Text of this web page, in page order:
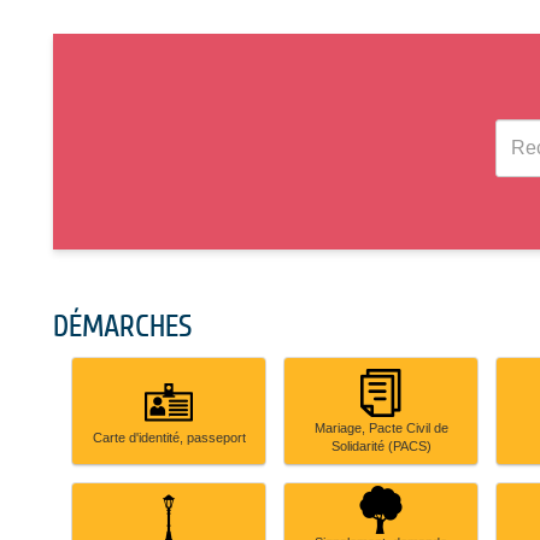
une
DÉMARCHES
Carte
d'identité,
Carte d'identité, passeport
Mariage,
Pacte
Civil
Solidarité
(PACS)
Mariage, Pacte Civil de
Solidarité (PACS)